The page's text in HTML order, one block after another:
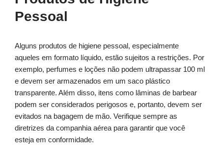
Pessoal
Alguns produtos de higiene pessoal, especialmente
aqueles em formato líquido, estão sujeitos a restrições. Por
exemplo, perfumes e loções não podem ultrapassar 100 ml
e devem ser armazenados em um saco plástico
transparente. Além disso, itens como lâminas de barbear
podem ser considerados perigosos e, portanto, devem ser
evitados na bagagem de mão. Verifique sempre as
diretrizes da companhia aérea para garantir que você
esteja em conformidade.